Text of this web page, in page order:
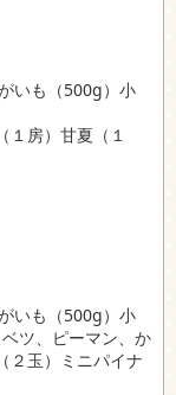
いも（500g）小
１房）甘夏（１
いも（500g）小
ツ、ピーマン、か
２玉）ミニパイナ